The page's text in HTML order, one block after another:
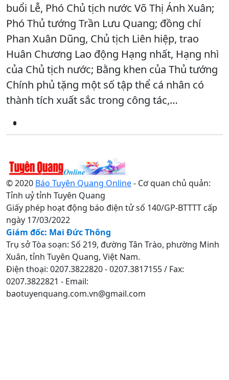
buổi Lễ, Phó Chủ tịch nước Võ Thị Ánh Xuân;
Phó Thủ tướng Trần Lưu Quang; đồng chí
Phan Xuân Dũng, Chủ tịch Liên hiệp, trao
Huân Chương Lao động Hạng nhất, Hạng nhì
của Chủ tịch nước; Bằng khen của Thủ tướng
Chính phủ tặng một số tập thể cá nhân có
thành tích xuất sắc trong công tác,…
© 2020 Báo Tuyên Quang Online- Cơ quan chủ quản:
Tỉnh uỷ tỉnh Tuyên Quang
Giấy phép hoạt động báo điện tử số 140/GP-BTTTT cấp
ngày 17/03/2022
Giám đốc: Mai Đức Thông
Trụ sở Tòa soạn: Số 219, đường Tân Trào, phường Minh
Xuân, tỉnh Tuyên Quang, Việt Nam.
Điện thoại: 0207.3822820 - 0207.3817155 / Fax:
0207.3822821 - Email:
baotuyenquang.com.vn@gmail.com